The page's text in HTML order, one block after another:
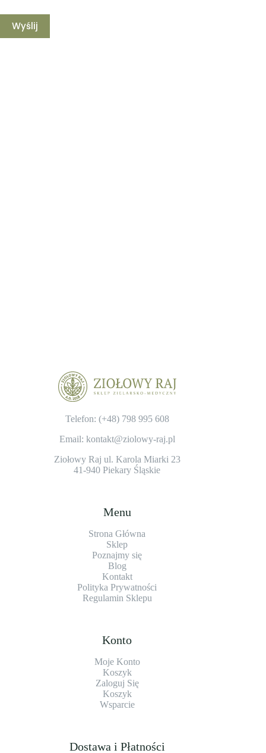
Wyślij
Telefon: (+48) 798 995 608
Email: kontakt@ziolowy-raj.pl
Ziołowy Raj ul. Karola Miarki 23
41-940 Piekary Śląskie
Menu
Strona Główna
Sklep
Poznajmy się
Blog
Kontakt
Polityka Prywatności
Regulamin Sklepu
Konto
Moje Konto
Koszyk
Zaloguj Się
Koszyk
Wsparcie
Dostawa i Płatności